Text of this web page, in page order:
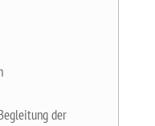
der